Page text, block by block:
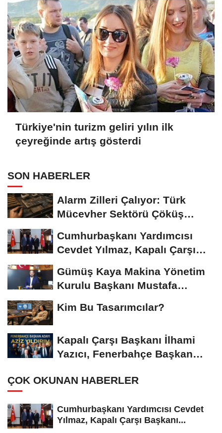
Türkiye'nin turizm geliri yılın ilk
çeyreğinde artış gösterdi
SON HABERLER
Alarm Zilleri Çalıyor: Türk
Mücevher Sektörü Çöküş
Cumhurbaşkanı Yardımcısı
Cevdet Yılmaz, Kapalı Çarşı
Gümüş Kaya Makina Yönetim
Kurulu Başkanı Mustafa
Kim Bu Tasarımcılar?
Kapalı Çarşı Başkanı İlhami
Yazıcı, Fenerbahçe Başkan
ÇOK OKUNAN HABERLER
Cumhurbaşkanı Yardımcısı Cevdet
Yılmaz, Kapalı Çarşı Başkanı...